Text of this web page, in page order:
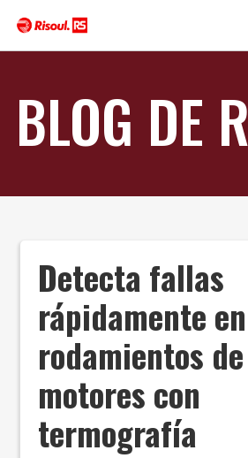
BLOG DE
Detecta fallas
rápidamente
rodamientos de
motores con
termografía